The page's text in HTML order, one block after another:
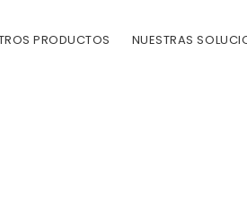
PRODUCTOS NUESTRAS